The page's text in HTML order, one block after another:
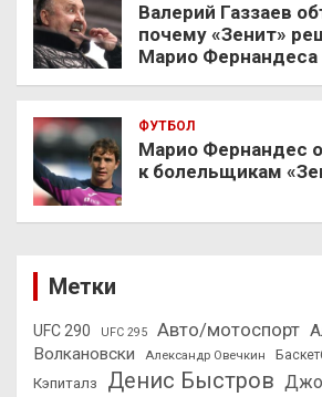
Валерий Газзаев
почему «Зенит»
Марио Фернандеса
ФУТБОЛ
Марио Фернандес
к болельщикам
Метки
UFC 290 UFC 295 Авто/мотоспорт
Волкановски
Александр Овечкин
Кэпиталз
Денис Быстров